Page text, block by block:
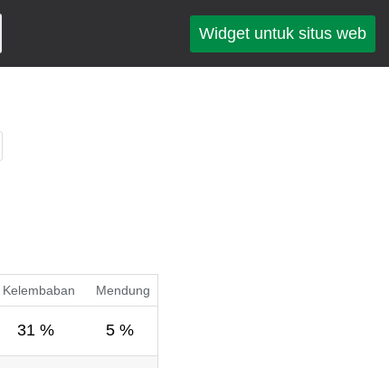
Widget untuk situs web
Kelembaban Mendung
31 % 5 %